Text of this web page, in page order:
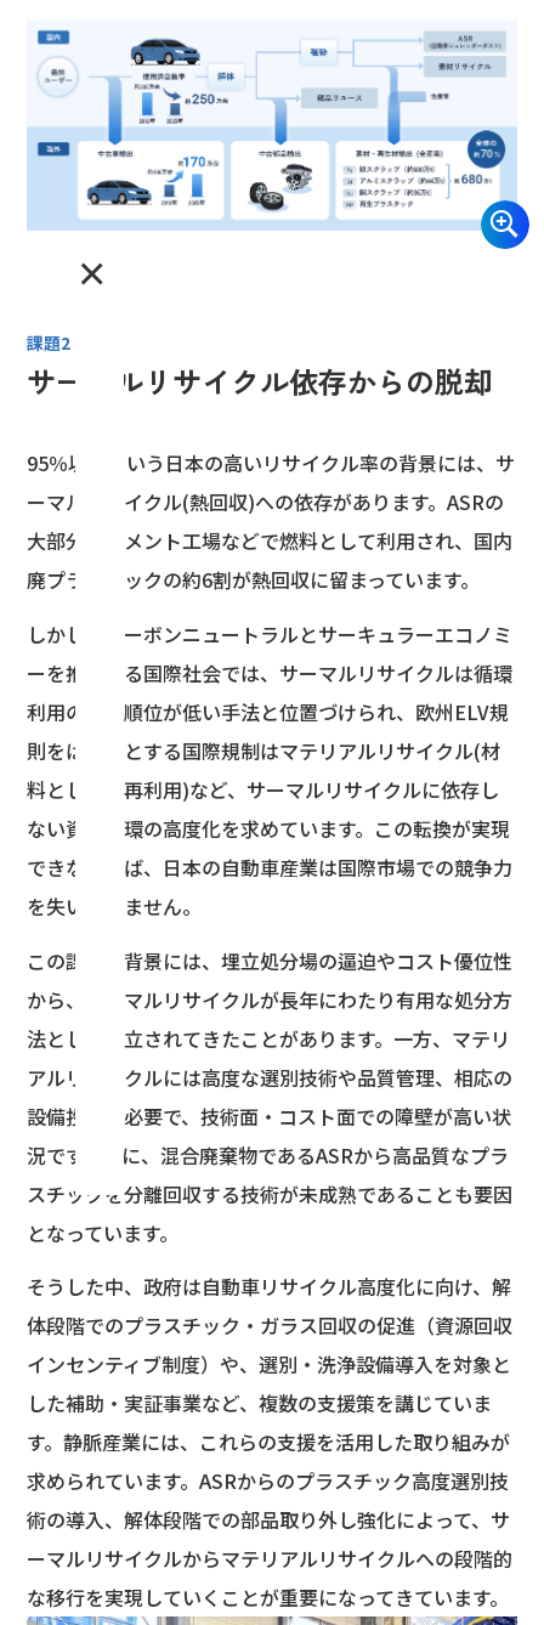
×
課題2
サーマルリサイクル依存からの脱却
95％以上という日本の高いリサイクル率の背景には、サ
ーマルリサイクル(熱回収)への依存があります。ASRの
大部分がセメント工場などで燃料として利用され、国内
廃プラスチックの約6割が熱回収に留まっています。
しかし、カーボンニュートラルとサーキュラーエコノミ
ーを推進する国際社会では、サーマルリサイクルは循環
利用の優先順位が低い手法と位置づけられ、欧州ELV規
則をはじめとする国際規制はマテリアルリサイクル(材
料としての再利用)など、サーマルリサイクルに依存し
ない資源循環の高度化を求めています。この転換が実現
できなければ、日本の自動車産業は国際市場での競争力
を失いかねません。
この課題の背景には、埋立処分場の逼迫やコスト優位性
から、サーマルリサイクルが長年にわたり有用な処分方
法として確立されてきたことがあります。一方、マテリ
アルリサイクルには高度な選別技術や品質管理、相応の
設備投資が必要で、技術面・コスト面での障壁が高い状
況です。特に、混合廃棄物であるASRから高品質なプラ
スチックを分離回収する技術が未成熟であることも要因
となっています。
そうした中、政府は自動車リサイクル高度化に向け、解
体段階でのプラスチック・ガラス回収の促進（資源回収
インセンティブ制度）や、選別・洗浄設備導入を対象と
した補助・実証事業など、複数の支援策を講じていま
す。静脈産業には、これらの支援を活用した取り組みが
求められています。ASRからのプラスチック高度選別技
術の導入、解体段階での部品取り外し強化によって、サ
ーマルリサイクルからマテリアルリサイクルへの段階的
な移行を実現していくことが重要になってきています。